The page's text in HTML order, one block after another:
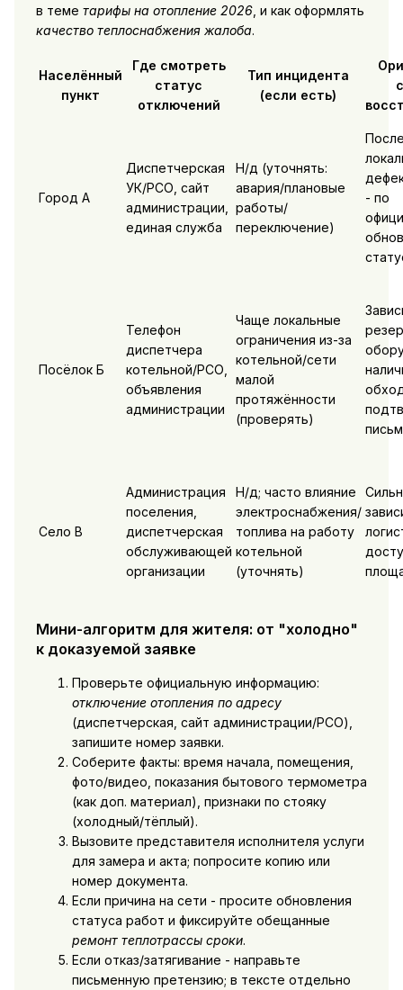
в теме тарифы на отопление 2026, и как оформлять
качество теплоснабжения жалоба.
Населённый
пункт
Где смотреть
статус
отключений
Тип инцидента
(если есть)
Город А
Диспетчерская
УК/РСО, сайт
администрации,
единая служба
Н/д (уточнять:
авария/плановые
работы/
переключение)
- по
Посёлок Б
Телефон
диспетчера
котельной/РСО,
объявления
администрации
Чаще локальные
ограничения из-за
котельной/сети
малой
протяжённости
(проверять)
Село В
Администрация
поселения,
диспетчерская
обслуживающей
организации
Н/д; часто влияние
электроснабжения/
топлива на работу
котельной
(уточнять)
Мини-алгоритм для жителя: от "холодно"
к доказуемой заявке
Проверьте официальную информацию:
отключение отопления по адресу
(диспетчерская, сайт администрации/РСО),
запишите номер заявки.
Соберите факты: время начала, помещения,
фото/видео, показания бытового термометра
(как доп. материал), признаки по стояку
(холодный/тёплый).
Вызовите представителя исполнителя услуги
для замера и акта; попросите копию или
номер документа.
Если причина на сети - просите обновления
статуса работ и фиксируйте обещанные
ремонт теплотрассы сроки.
Если отказ/затягивание - направьте
письменную претензию; в тексте отдельно